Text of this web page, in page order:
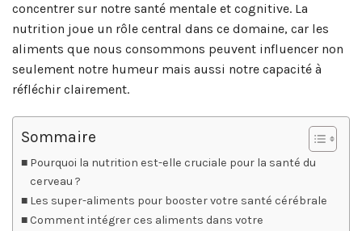
concentrer sur notre santé mentale et cognitive. La
nutrition joue un rôle central dans ce domaine, car les
aliments que nous consommons peuvent influencer non
seulement notre humeur mais aussi notre capacité à
réfléchir clairement.
Sommaire
Pourquoi la nutrition est-elle cruciale pour la santé du
cerveau ?
Les super-aliments pour booster votre santé cérébrale
Comment intégrer ces aliments dans votre